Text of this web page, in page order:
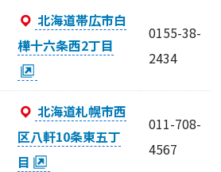
北海道帯広市白
樺十六条西2丁目
0155-38-
2434
北海道札幌市西
区八軒10条東五丁
目
011-708-
4567